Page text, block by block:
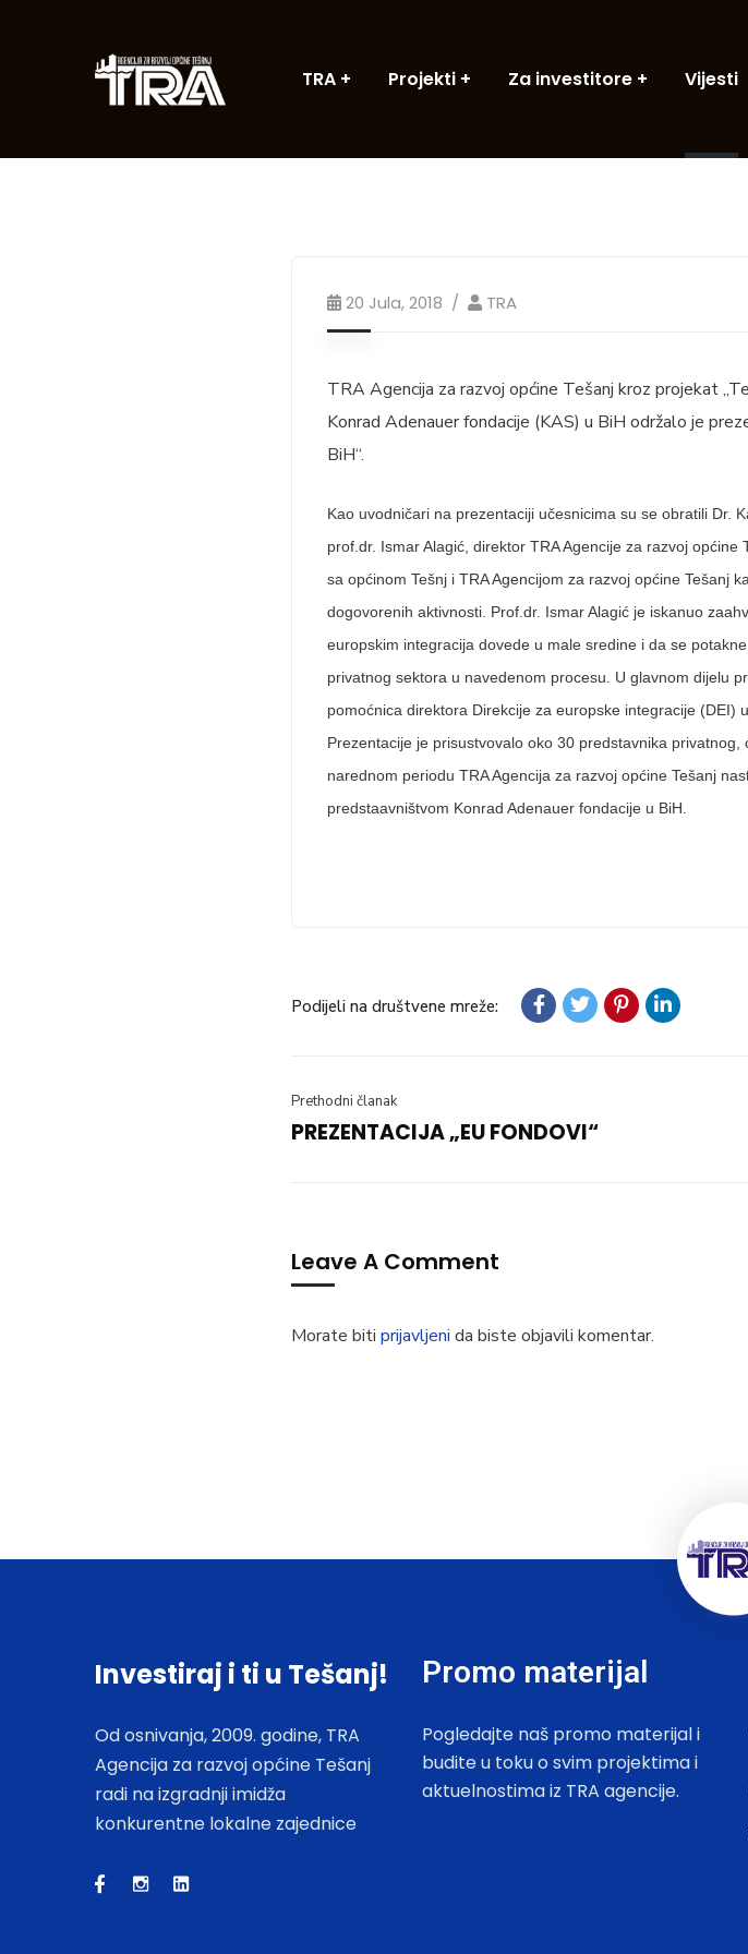
TRA Projekti Za investitore Vijesti
20 Jula, 2018 TRA
TRA Agencija za razvoj općine Tešanj kroz projekat
Konrad Adenauer fondacije (KAS) u BiH održalo je
BiH“.
Kao uvodničari na prezentaciji učesnicima su se obratili Dr.
prof.dr. Ismar Alagić, direktor TRA Agencije za razvoj
sa općinom Tešnj i TRA Agencijom za razvoj općine Tešanj
dogovorenih aktivnosti. Prof.dr. Ismar Alagić je iskanuo
europskim integracija dovede u male sredine i da se
privatnog sektora u navedenom procesu. U glavnom dijelu
pomoćnica direktora Direkcije za europske integracije (DEI)
Prezentacije je prisustvovalo oko 30 predstavnika
narednom periodu TRA Agencija za razvoj općine Tešanj
predstaavništvom Konrad Adenauer fondacije u BiH.
Podijeli na društvene mreže:
Prethodni članak
PREZENTACIJA „EU FONDOVI“
Leave A Comment
Morate biti prijavljeni da biste objavili komentar.
Investiraj i ti u Tešanj!
Od osnivanja, 2009. godine, TRA
Agencija za razvoj općine Tešanj
radi na izgradnji imidža
konkurentne lokalne zajednice
Promo materijal
Pogledajte naš promo materijal i
budite u toku o svim projektima i
aktuelnostima iz TRA agencije.